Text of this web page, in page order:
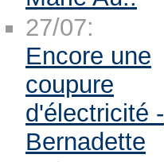
27/07:
Encore une
coupure
d'électricité -
Bernadette